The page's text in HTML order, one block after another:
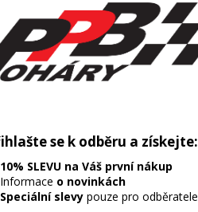
se k odběru a získejte:
SLEVU na Váš první nákup
Informace o novinkách
slevy pouze pro odběratele